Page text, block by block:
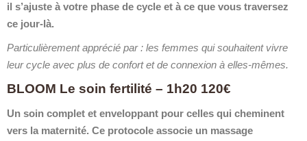
il s’ajuste à votre phase de cycle et à ce que vous traversez
ce jour-là.
Particulièrement apprécié par : les femmes qui souhaitent vivre
leur cycle avec plus de confort et de connexion à elles-mêmes.
BLOOM Le soin fertilité – 1h20 120€
Un soin complet et enveloppant pour celles qui cheminent
vers la maternité. Ce protocole associe un massage